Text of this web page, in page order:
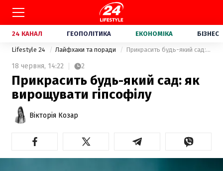
24 КАНАЛ ГЕОПОЛІТИКА ЕКОНОМІКА БІЗНЕС
Lifestyle 24 Лайфхаки та поради Прикрасить будь-який сад: як вирощувати гіпсофілу
18 червня, 14:22 2
Прикрасить будь-який сад: як
вирощувати гіпсофілу
Вікторія Козар